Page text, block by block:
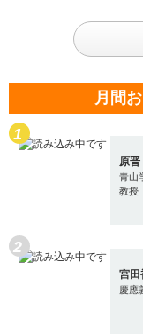
月間
原晋
青山
教授
宮田
慶應